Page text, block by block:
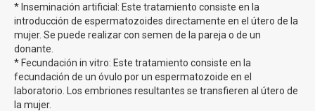
médico, y no requiere cirugía ni anestesia. Es un
procedimiento más sencillo y menos invasivo que otros
métodos de reproducción asistida, como la fertilización in
vitro.
Tipos de inseminación artificial en Clínicas EVA
* Inseminación artificial: Este tratamiento consiste en la
introducción de espermatozoides directamente en el útero de la
mujer. Se puede realizar con semen de la pareja o de un
donante.
* Fecundación in vitro: Este tratamiento consiste en la
fecundación de un óvulo por un espermatozoide en el
laboratorio. Los embriones resultantes se transfieren al útero de
la mujer.